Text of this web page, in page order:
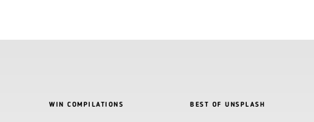
WIN COMPILATIONS BEST OF UNSPLASH